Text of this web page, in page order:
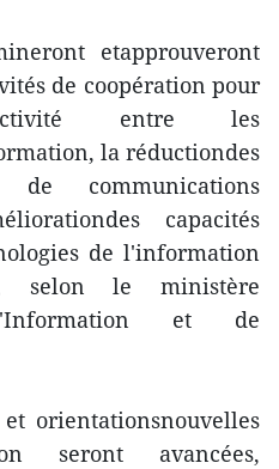
etapprouveront
de coopération pour
entre les
la réductiondes
communications
capacités
de l'information
selon le ministère
et de
orientationsnouvelles
seront avancées,